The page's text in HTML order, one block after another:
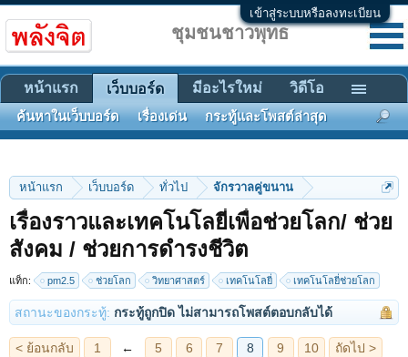
เข้าสู่ระบบหรือลงทะเบียน
หน้าแรก เว็บบอร์ด ทั่วไป จักรวาลคู่ขนาน
เรื่องราวและเทคโนโลยี่เพื่อช่วยโลก/ ช่วย
สังคม / ช่วยการดำรงชีวิต
แท็ก: pm2.5 ช่วยโลก วิทยาศาสตร์ เทคโนโลยี่ เทคโนโลยี่ช่วยโลก
สถานะของกระทู้: กระทู้ถูกปิด ไม่สามารถโพสต์ตอบกลับได้
< ย้อนกลับ 1 ← 5 6 7 8 9 10 ถัดไป >
ชุมชนชาวพุทธ
หน้าแรก เว็บบอร์ด
ค้นหาในเว็บบอร์ด เรื่องเด่น กระทู้และโพสต์ล่าสุด
มีอะไรใหม่ วิดีโอ